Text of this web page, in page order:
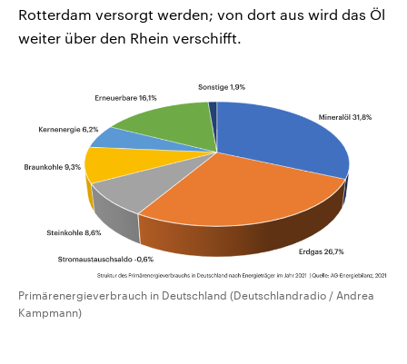
Rotterdam versorgt werden; von dort aus wird das Öl
weiter über den Rhein verschifft.
Primärenergieverbrauch in Deutschland (Deutschlandradio / Andrea
Kampmann)